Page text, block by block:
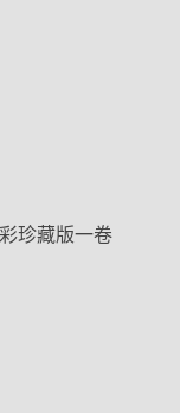
珍藏版一卷